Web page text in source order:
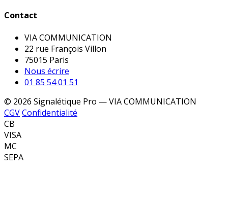
Contact
VIA COMMUNICATION
22 rue François Villon
75015 Paris
Nous écrire
01 85 54 01 51
© 2026 Signalétique Pro — VIA COMMUNICATION
CGVConfidentialité
CB
VISA
MC
SEPA